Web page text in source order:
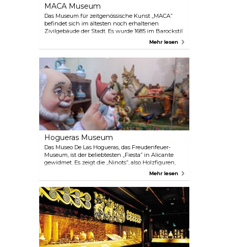
MACA Museum
Das Museum für zeitgenössische Kunst „MACA”
befindet sich im ältesten noch erhaltenen
Zivilgebäude der Stadt. Es wurde 1685 im Barockstil
erbaut und liegt neben der Basilika von Santa
Einrichtungen zu verbessern und zu vergrößern,
mit dem Ziel, eine bedeutende Sammlung von
Kunstwerken des 20. Jahrhunderts zu
beherbergen, die hauptsächlich aus Werken
besteht, die von Eusebio Sempere gestiftet wurden.
In diesem Museum finden auch viele verschiedene
Arten von Veranstaltungen statt.
Mehr lesen
Hogueras Museum
Das Museo De Las Hogueras, das Freudenfeuer-
Museum, ist der beliebtesten „Fiesta” in Alicante
gewidmet. Es zeigt die „Ninots”, also Holzfiguren,
die während der Feierlichkeiten nicht verbrannt
wurden. In einem Videoraum können Sie das Beste
dieses Festes sehen, Fotos, Kostüme usw. Dieses
Museum ist besonders schön für Familien mit
Kindern.
Mehr lesen